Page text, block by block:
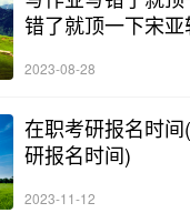
错了就顶一下宋亚
2023-08-28
在职考研报名时
研报名时间)
2023-11-12